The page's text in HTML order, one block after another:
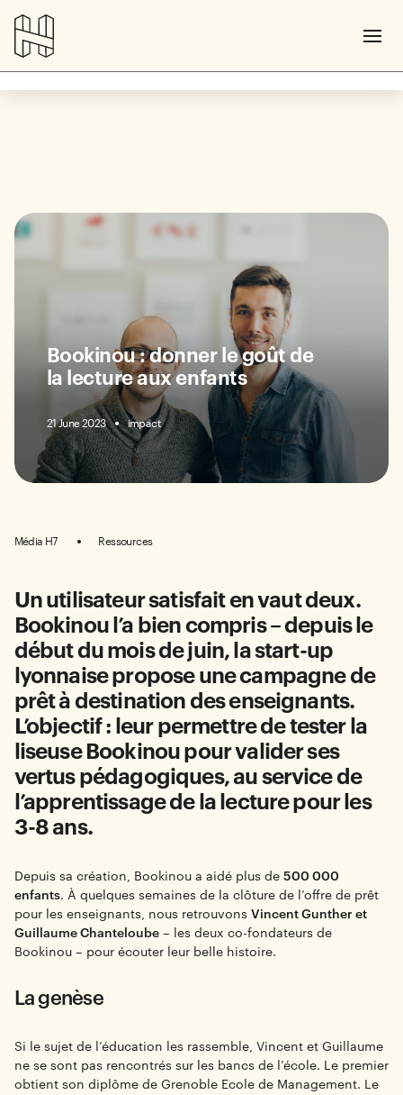
Bookinou : donner le goût de
la lecture aux enfants
21 June 2023 impact
Média H7 Ressources
Un utilisateur satisfait en vaut deux.
Bookinou l’a bien compris – depuis le
début du mois de juin, la start-up
lyonnaise propose une campagne de
prêt à destination des enseignants.
L’objectif : leur permettre de tester la
liseuse Bookinou pour valider ses
vertus pédagogiques, au service de
l’apprentissage de la lecture pour les
3-8 ans.
Depuis sa création, Bookinou a aidé plus de 500 000
enfants. À quelques semaines de la clôture de l’offre de prêt
pour les enseignants, nous retrouvons Vincent Gunther et
Guillaume Chanteloube– les deux co-fondateurs de
Bookinou – pour écouter leur belle histoire.
La genèse
Si le sujet de l’éducation les rassemble, Vincent et Guillaume
ne se sont pas rencontrés sur les bancs de l’école. Le premier
obtient son diplôme de Grenoble Ecole de Management. Le